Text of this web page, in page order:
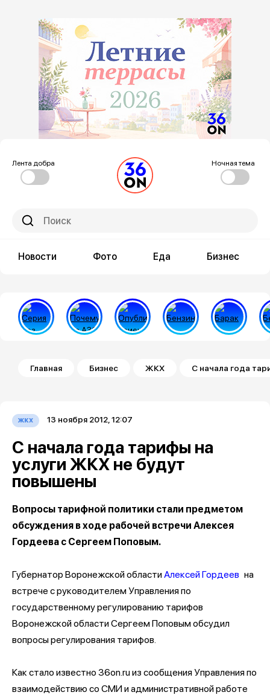
Лента добра Ночная тема
Новости Фото Еда Бизнес
Строка навигации
Главная Бизнес ЖКХ С начала года
жкх 13 ноября 2012, 12:07
С начала года тарифы на
услуги ЖКХ не будут
повышены
Вопросы тарифной политики стали предметом
обсуждения в ходе рабочей встречи Алексея
Гордеева с Сергеем Поповым.
Губернатор Воронежской областиАлексей Гордеев на
встрече с руководителем Управления по
государственному регулированию тарифов
Воронежской области Сергеем Поповым обсудил
вопросы регулирования тарифов.
Как стало известно 36on.ru из сообщения Управления по
взаимодействию со СМИ и административной работе